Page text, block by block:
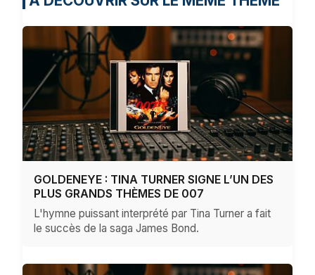
GOLDENEYE : TINA TURNER SIGNE L’UN DES
PLUS GRANDS THÈMES DE 007
L'hymne puissant interprété par Tina Turner a fait
le succès de la saga James Bond.